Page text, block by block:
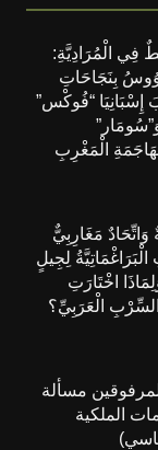
فِي الْمُرَادِيَّةِ:
بِنَجَاحَاتِ
إِسْبَانِيَا “فُوكْس”
الْمَغْرِبِ
مَغَارِبِيٌّ
لِجِيلٍ
اخْتَارَتِ
السِّرْبِ الْعَرَبِيِّ؟
مسألة
الملكية